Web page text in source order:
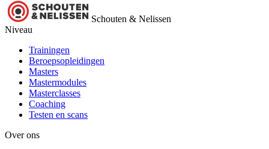
Schouten & Nelissen
Niveau
Trainingen
Beroepsopleidingen
Masters
Mastermodules
Masterclasses
Coaching
Testen en scans
Over ons